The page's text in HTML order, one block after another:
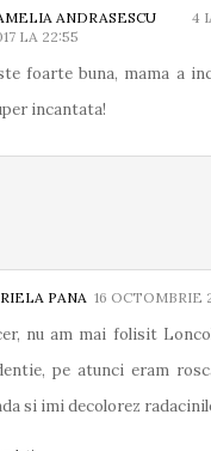
ANDRASESCU
4
LA 22:55
foarte buna, mama a
incantata!
PANA 16 OCTOMBRIE
nu am mai folisit
pe atunci eram
si imi decolorez